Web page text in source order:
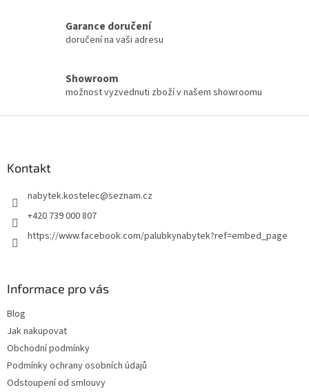
Garance doručení
doručení na vaši adresu
Showroom
možnost vyzvednuti zboží v našem showroomu
Kontakt
nabytek.kostelec@seznam.cz
+420 739 000 807
https://www.facebook.com/palubkynabytek?ref=embed_page
Informace pro vás
Blog
Jak nakupovat
Obchodní podmínky
Podmínky ochrany osobních údajů
Odstoupení od smlouvy